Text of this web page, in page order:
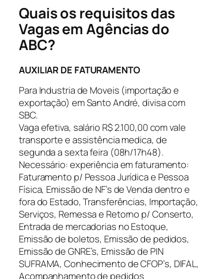
Quais os requisitos das
Vagas em Agências do
ABC?
AUXILIAR DE FATURAMENTO
Para Industria de Moveis (importação e
exportação) em Santo André, divisa com
SBC.
Vaga efetiva, salário R$ 2.100,00 com vale
transporte e assistência medica, de
segunda a sexta feira (08h/17h48).
Necessário: experiência em faturamento:
Faturamento p/ Pessoa Jurídica e Pessoa
Física, Emissão de NF’s de Venda dentro e
fora do Estado, Transferências, Importação,
Serviços, Remessa e Retorno p/ Conserto,
Entrada de mercadorias no Estoque,
Emissão de boletos, Emissão de pedidos,
Emissão de GNRE’s, Emissão de PIN
SUFRAMA, Conhecimento de CFOP’s, DIFAL,
Acompanhamento de pedidos